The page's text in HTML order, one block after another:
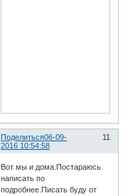
Поделиться 11
06-09-
2016 10:54:58
Вот мы и дома.Постараюсь
написать по
подробнее.Писать буду от